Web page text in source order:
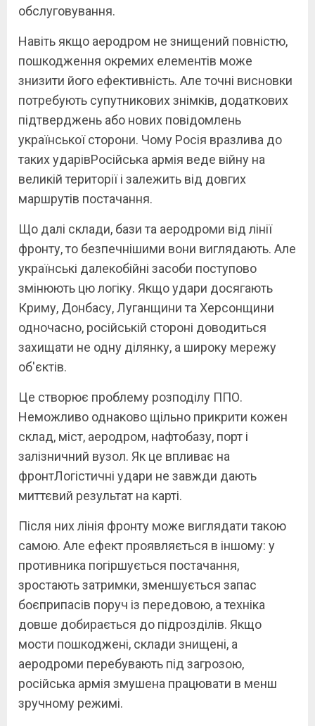
обслуговування.
Навіть якщо аеродром не знищений повністю,
пошкодження окремих елементів може
знизити його ефективність. Але точні висновки
потребують супутникових знімків, додаткових
підтверджень або нових повідомлень
української сторони. Чому Росія вразлива до
таких ударівРосійська армія веде війну на
великій території і залежить від довгих
маршрутів постачання.
Що далі склади, бази та аеродроми від лінії
фронту, то безпечнішими вони виглядають. Але
українські далекобійні засоби поступово
змінюють цю логіку. Якщо удари досягають
Криму, Донбасу, Луганщини та Херсонщини
одночасно, російській стороні доводиться
захищати не одну ділянку, а широку мережу
об'єктів.
Це створює проблему розподілу ППО.
Неможливо однаково щільно прикрити кожен
склад, міст, аеродром, нафтобазу, порт і
залізничний вузол. Як це впливає на
фронтЛогістичні удари не завжди дають
миттєвий результат на карті.
Після них лінія фронту може виглядати такою
самою. Але ефект проявляється в іншому: у
противника погіршується постачання,
зростають затримки, зменшується запас
боєприпасів поруч із передовою, а техніка
довше добирається до підрозділів. Якщо
мости пошкоджені, склади знищені, а
аеродроми перебувають під загрозою,
російська армія змушена працювати в менш
зручному режимі.